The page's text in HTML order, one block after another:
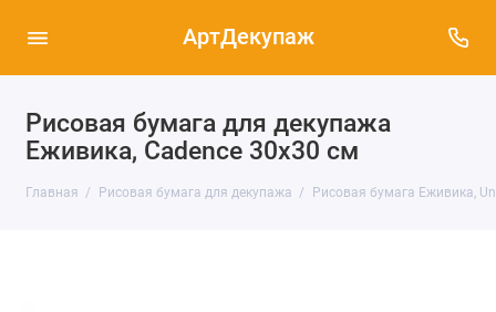
АртДекупаж
Рисовая бумага для декупажа
Еживика, Cadence 30х30 см
Главная Рисовая бумага для декупажа Рисовая бумага Еживика,